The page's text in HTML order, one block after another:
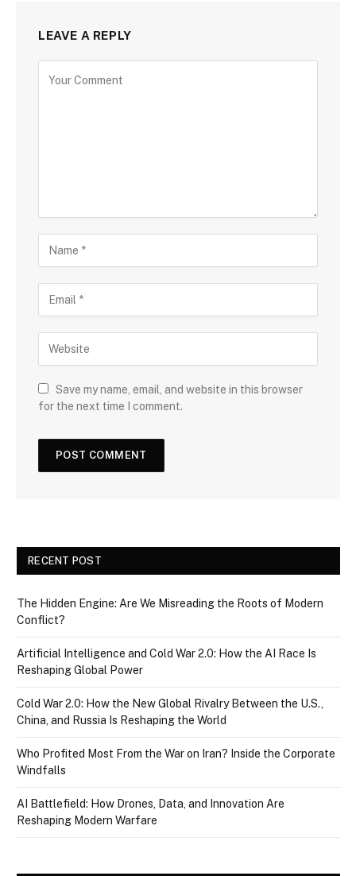
LEAVE A REPLY
Save my name, email, and website in this browser
for the next time I comment.
RECENT POST
The Hidden Engine: Are We Misreading the Roots of Modern
Conflict?
Artificial Intelligence and Cold War 2.0: How the AI Race Is
Reshaping Global Power
Cold War 2.0: How the New Global Rivalry Between the U.S.,
China, and Russia Is Reshaping the World
Who Profited Most From the War on Iran? Inside the Corporate
Windfalls
AI Battlefield: How Drones, Data, and Innovation Are
Reshaping Modern Warfare